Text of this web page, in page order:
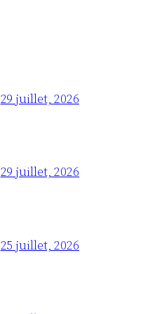
29 juillet, 2026
29 juillet, 2026
25 juillet, 2026